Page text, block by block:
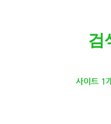
검
사이트 1